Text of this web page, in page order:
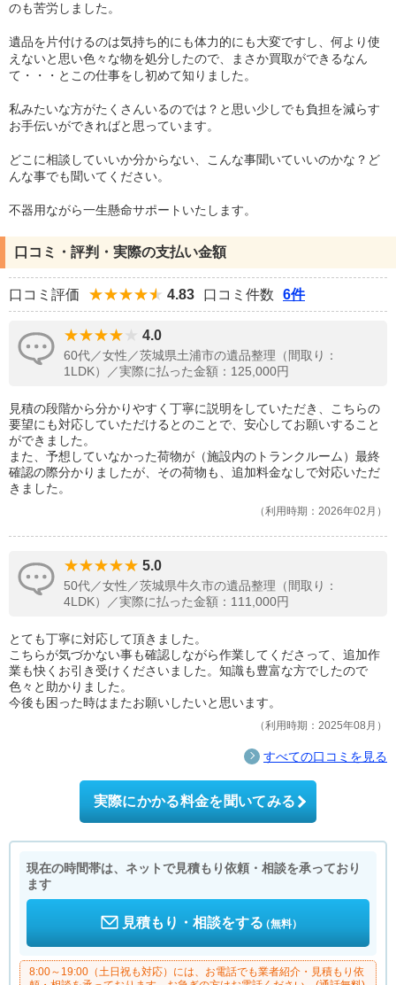
のも苦労しました。
遺品を片付けるのは気持ち的にも体力的にも大変ですし、何より使
えないと思い色々な物を処分したので、まさか買取ができるなん
て・・・とこの仕事をし初めて知りました。
私みたいな方がたくさんいるのでは？と思い少しでも負担を減らす
お手伝いができればと思っています。
どこに相談していいか分からない、こんな事聞いていいのかな？ど
んな事でも聞いてください。
不器用ながら一生懸命サポートいたします。
口コミ・評判・実際の支払い金額
口コミ評価 4.83 口コミ件数 6件
4.0
60代／女性／茨城県土浦市の遺品整理（間取り：
1LDK）／実際に払った金額：125,000円
見積の段階から分かりやすく丁寧に説明をしていただき、こちらの
要望にも対応していただけるとのことで、安心してお願いすること
ができました。
また、予想していなかった荷物が（施設内のトランクルーム）最終
確認の際分かりましたが、その荷物も、追加料金なしで対応いただ
きました。
利用時期：2026年02月
5.0
50代／女性／茨城県牛久市の遺品整理（間取り：
4LDK）／実際に払った金額：111,000円
とても丁寧に対応して頂きました。
こちらが気づかない事も確認しながら作業してくださって、追加作
業も快くお引き受けくださいました。知識も豊富な方でしたので
色々と助かりました。
今後も困った時はまたお願いしたいと思います。
利用時期：2025年08月
すべての口コミを見る
実際にかかる料金を聞いてみる
現在の時間帯は、ネットで見積もり依頼・相談を承っており
ます
見積もり・相談をする（無料）
8:00～19:00（土日祝も対応）には、お電話でも業者紹介・見積もり依